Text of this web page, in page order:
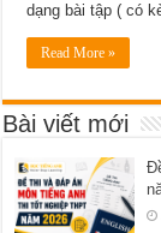
dạng bài tập ( có
Read More »
Bài viết mới